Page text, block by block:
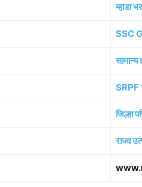
म्हाडा
SSC
सामान्य
SRPF
जिल्हा
राज्य